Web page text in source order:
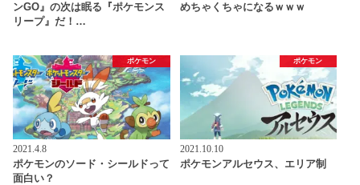
ンGO』の次は眠る『ポケモンス
リープ』だ！…
めちゃくちゃになるｗｗｗ
ポケモン
2021.4.8
ポケモンのソード・シールドって
面白い？
ポケモン
2021.10.10
ポケモンアルセウス、エリア制